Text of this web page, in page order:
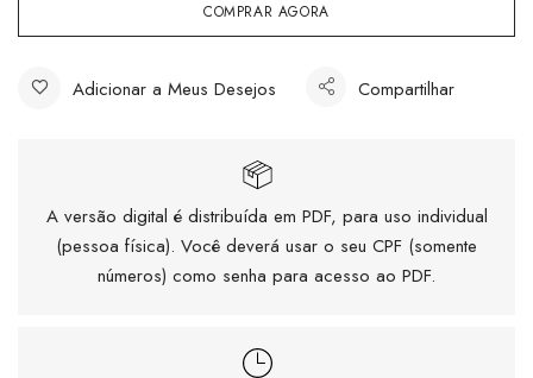
COMPRAR AGORA
Adicionar a Meus Desejos Compartilhar
A versão digital é distribuída em PDF, para uso individual
(pessoa física). Você deverá usar o seu CPF (somente
números) como senha para acesso ao PDF.